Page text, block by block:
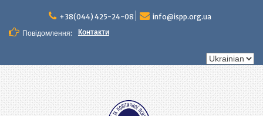
вмісту
+38(044) 425-24-08
info@ispp.org.ua
Повідомлення:
Контакти
Вибрати